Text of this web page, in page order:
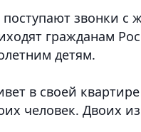
звонки с
гражданам
детям.
в своей
человек. Двоих